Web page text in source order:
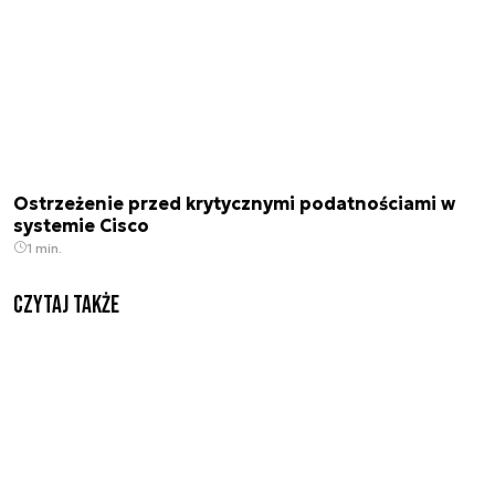
Ostrzeżenie przed krytycznymi podatnościami w
systemie Cisco
1 min.
Czytaj także